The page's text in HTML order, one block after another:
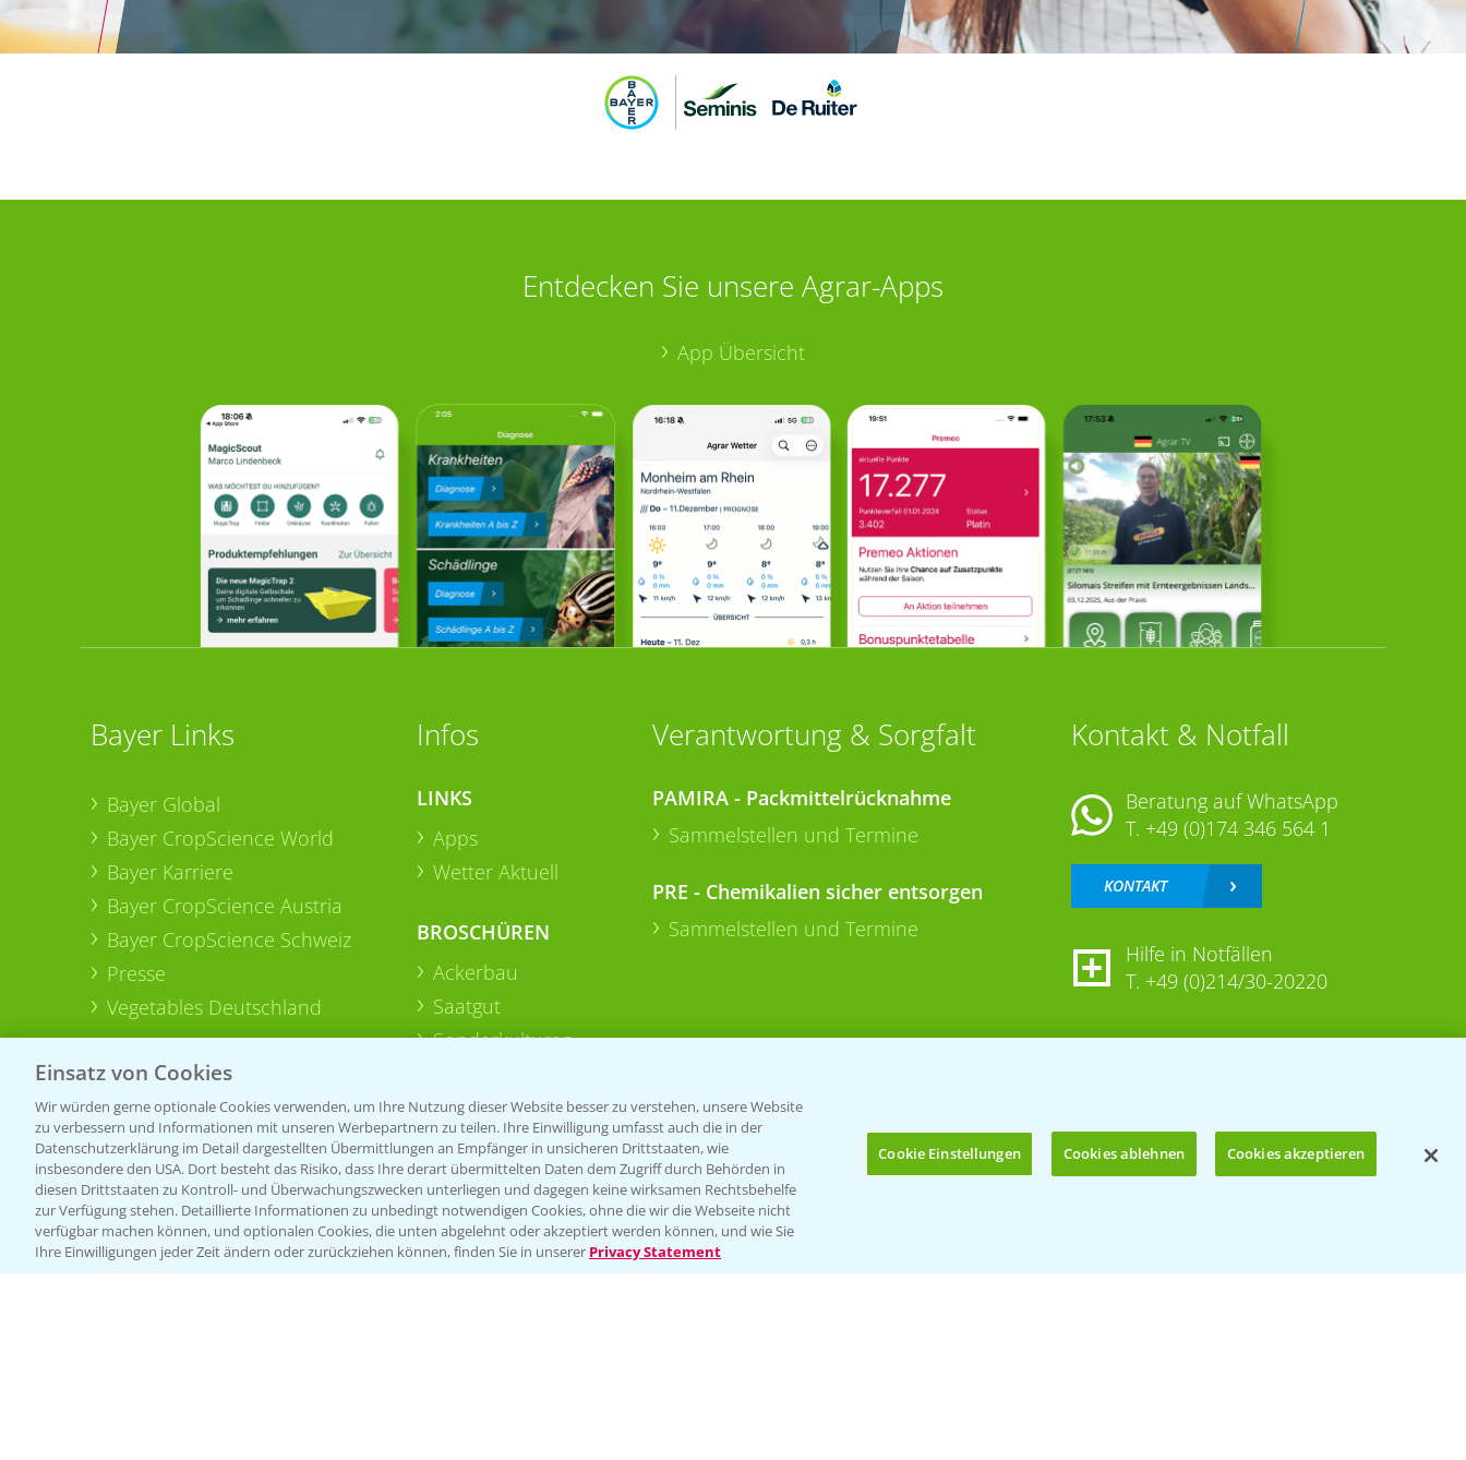
Bis zu 4 Produkte vergleichen:
Entdecken Sie unsere Agrar-Apps
App Übersicht
Bayer Links
Bayer Global
Bayer CropScience World
Bayer Karriere
Bayer CropScience Austria
Bayer CropScience Schweiz
Presse
Vegetables Deutschland
Infos
LINKS
Apps
Wetter Aktuell
BROSCHÜREN
Ackerbau
Saatgut
Sonderkulturen
Verantwortung & Sorgfalt
PAMIRA - Packmittelrücknahme
Sammelstellen und Termine
PRE - Chemikalien sicher entsorgen
Sammelstellen und Termine
Kontakt & Notfall
Beratung auf WhatsApp
T. +49 (0)174 346 564 1
KONTAKT
Hilfe in Notfällen
T. +49 (0)214/30-20220
Folgen Sie uns
Einsatz von Cookies
Wir würden gerne optionale Cookies verwenden, um Ihre Nutzung dieser Website besser zu verstehen, unsere Website
zu verbessern und Informationen mit unseren Werbepartnern zu teilen. Ihre Einwilligung umfasst auch die in der
Datenschutzerklärung im Detail dargestellten Übermittlungen an Empfänger in unsicheren Drittstaaten, wie
insbesondere den USA. Dort besteht das Risiko, dass Ihre derart übermittelten Daten dem Zugriff durch Behörden in
diesen Drittstaaten zu Kontroll- und Überwachungszwecken unterliegen und dagegen keine wirksamen Rechtsbehelfe
zur Verfügung stehen. Detaillierte Informationen zu unbedingt notwendigen Cookies, ohne die wir die Webseite nicht
verfügbar machen können, und optionalen Cookies, die unten abgelehnt oder akzeptiert werden können, und wie Sie
Ihre Einwilligungen jeder Zeit ändern oder zurückziehen können, finden Sie in unserer Privacy Statement
Cookie Einstellungen Cookies ablehnen Cookies akzeptieren